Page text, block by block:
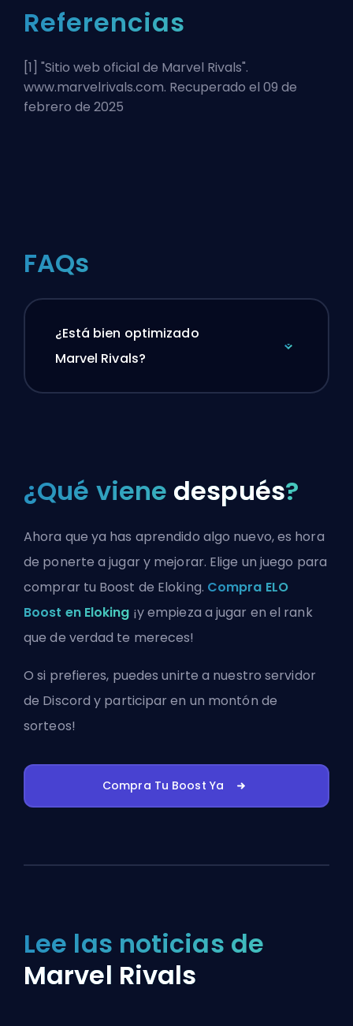
Referencias
[1] "Sitio web oficial de Marvel Rivals".
www.marvelrivals.com. Recuperado el 09 de
febrero de 2025
FAQs
¿Está bien optimizado
Marvel Rivals?
¿Qué viene después?
Ahora que ya has aprendido algo nuevo, es hora
de ponerte a jugar y mejorar. Elige un juego para
comprar tu Boost de Eloking. Compra ELO
Boost en Eloking ¡y empieza a jugar en el rank
que de verdad te mereces!
O si prefieres, puedesunirte a nuestro servidor
de Discord y participar en un montón de
sorteos!
Compra Tu Boost Ya
Lee las noticias de
Marvel Rivals